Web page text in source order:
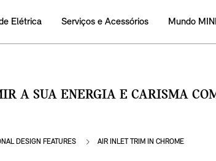
Elétrica Serviços e Acessórios Mundo MINI
A SUA ENERGIA E CARISMA
DESIGN FEATURES AIR INLET TRIM IN CHROME